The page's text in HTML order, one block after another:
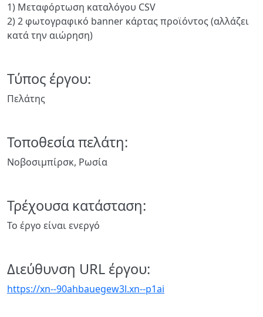
1) Μεταφόρτωση καταλόγου CSV
2) 2 φωτογραφικό banner κάρτας προϊόντος (αλλάζει
κατά την αιώρηση)
Τύπος έργου:
Πελάτης
Τοποθεσία πελάτη:
Νοβοσιμπίρσκ, Ρωσία
Τρέχουσα κατάσταση:
Το έργο είναι ενεργό
Διεύθυνση URL έργου:
https://xn--90ahbauegew3l.xn--p1ai